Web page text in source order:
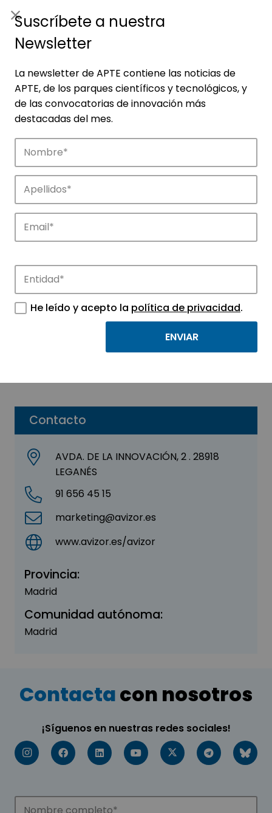
Empresas
Descubre las empresas que impulsan la
innovación en los parques de APTE.
Contacto
AVDA. DE LA INNOVACIÓN, 2 . 28918
LEGANÉS
91 656 45 15
marketing@avizor.es
www.avizor.es/avizor
Provincia:
Madrid
Comunidad autónoma:
Madrid
AVIZOR INVERSIONES
S.L.
MEDICINA Y SALUD
Contactacon nosotros
¡Síguenos en nuestras redes sociales!
Suscríbete a nuestra
Newsletter
La newsletter de APTE contiene las noticias de
APTE, de los parques científicos y tecnológicos, y
de las convocatorias de innovación más
destacadas del mes.
He leído y acepto la política de privacidad.